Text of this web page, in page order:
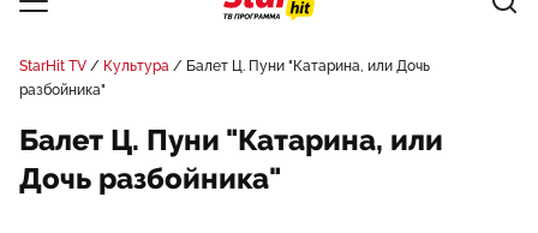
StarHit TV Культура
Балет Ц. Пуни "Катарина, или Дочь
разбойника"
Балет Ц. Пуни "Катарина, или
Дочь разбойника"